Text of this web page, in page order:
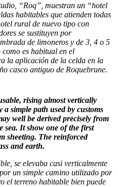
“Roq”, muestran un “hotel
habitables que atienden todas
rural de nuevo tipo con
se sustituyen por
de limoneros y de 3, 4 o 5
es habitual en el
la aplicación de la celda en la
casco antiguo de Roquebrune.
rising almost verti­cally
a simple path used by customs
well be derived precisely from
sea. It show one of the first
sheeting. The reinforced
and earth.
se elevaba casi verticalmente
un simple camino utilizado por
el terreno habitable bien puede